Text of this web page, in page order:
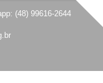
(48) 99616-2644